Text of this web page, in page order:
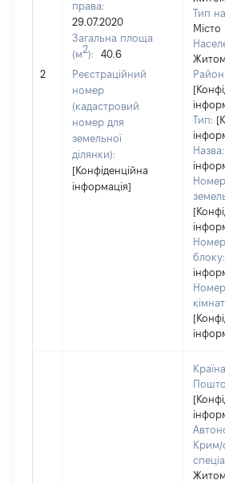
2
права:
29.07.2020
Загальна площа
(м2):
40.6
Реєстраційний
номер
(кадастровий
номер для
земельної
ділянки):
[Конфіденційна
інформація]
Тип
Місто
Район
Тип:
Назва:
блоку:
Крим/